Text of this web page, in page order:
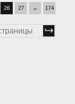
26 27 → 174